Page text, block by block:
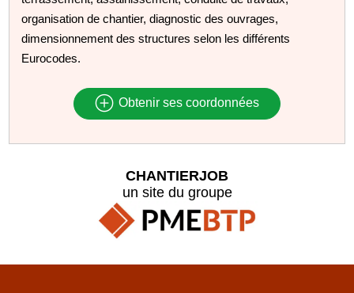
organisation de chantier, diagnostic des ouvrages,
dimensionnement des structures selon les différents
Eurocodes.
Obtenir ses coordonnées
CHANTIERJOB
un site du groupe